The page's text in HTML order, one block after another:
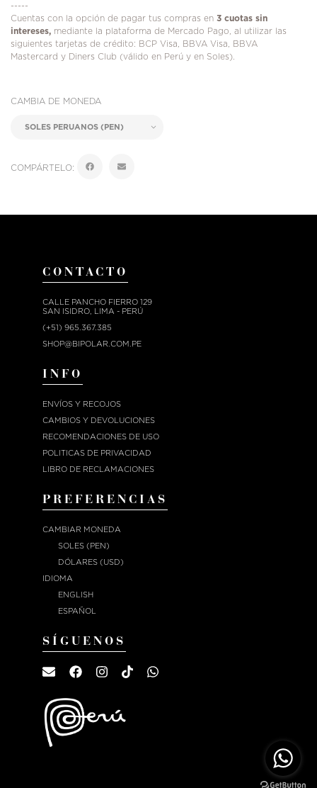
-----
Cuentas con la opción de pagar tus compras en 3 cuotas sin
intereses, mediante la plataforma de Mercado Pago, al utilizar las
siguientes tarjetas de crédito: BCP Visa, BBVA Visa, BBVA
Mastercard y Diners Club (válido en Perú y en Soles).
COMPÁRTELO:
CAMBIA DE MONEDA
CONTACTO
CALLE PANCHO FIERRO 129
SAN ISIDRO, LIMA - PERÚ
(+51) 965.367.385
SHOP@BIPOLAR.COM.PE
INFO
ENVÍOS Y RECOJOS
CAMBIOS Y DEVOLUCIONES
RECOMENDACIONES DE USO
POLITICAS DE PRIVACIDAD
LIBRO DE RECLAMACIONES
PREFERENCIAS
CAMBIAR MONEDA
SOLES (PEN)
DÓLARES (USD)
IDIOMA
ENGLISH
ESPAÑOL
SÍGUENOS